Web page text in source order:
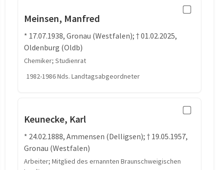
Meinsen, Manfred
* 17.07.1938, Gronau (Westfalen); † 01.02.2025,
Oldenburg (Oldb)
Chemiker; Studienrat
1982-1986 Nds. Landtagsabgeordneter
Keunecke, Karl
* 24.02.1888, Ammensen (Delligsen); † 19.05.1957,
Gronau (Westfalen)
Arbeiter; Mitglied des ernannten Braunschweigischen